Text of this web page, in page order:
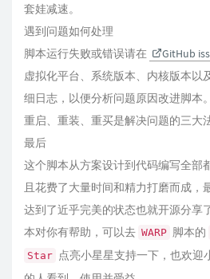
套娃减速。
遇到问题如何处理
脚本运行失败或错误请在
GitHub
虚拟化平台、系统版本、内核版本以
细日志，以便分析问题原因改进脚本。
重启、重装、重买是解决问题的三大
最后
这个脚本从方案设计到代码编写全部
且花费了大量时间和精力打磨而成，
达到了近乎完美的状态也就开源分享
本对你有帮助，可以去 WARP 脚本的
Star 点亮小星星支持一下，也欢迎